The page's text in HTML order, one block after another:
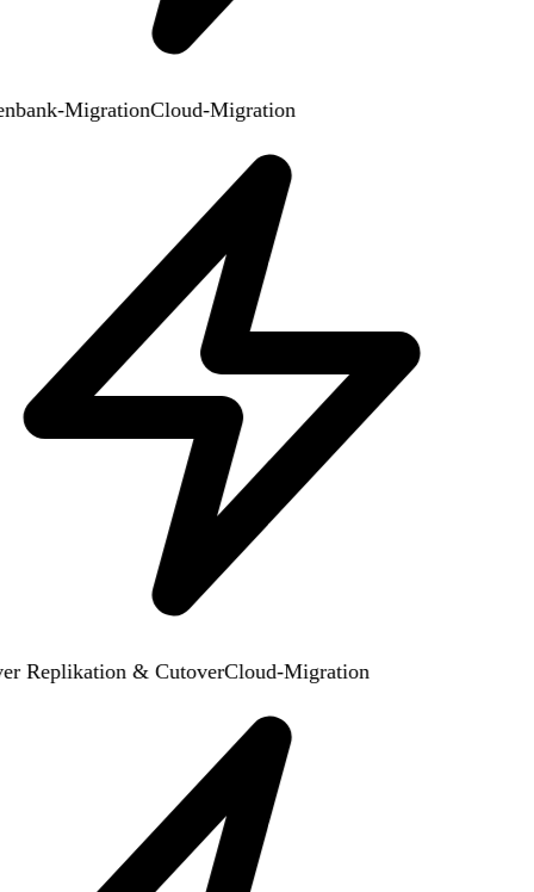
MigrationCloud-Migration
Replikation & CutoverCloud-Migration